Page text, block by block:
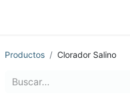
Productos Clorador Salino